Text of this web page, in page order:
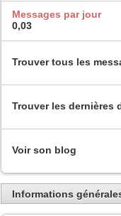
Messages par jour
0,03
Trouver tous les
Trouver les dernières
Voir son blog
Informations